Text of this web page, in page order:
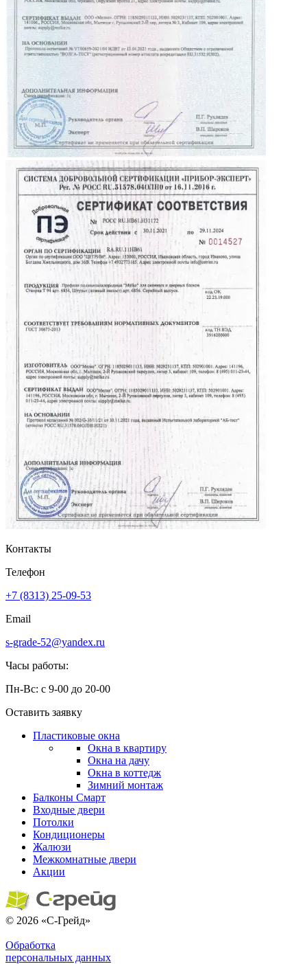
Контакты
Телефон
+7 (8313) 25-09-53
Email
s-grade-52@yandex.ru
Часы работы:
Пн-Вс: с 9-00 до 20-00
Оставить заявку
Пластиковые окна
Окна в квартиру
Окна на дачу
Окна в коттедж
Зимний монтаж
Балконы Смарт
Входные двери
Потолки
Кондиционеры
Жалюзи
Межкомнатные двери
Акции
© 2026 «С-Грейд»
Обработка
персональных данных